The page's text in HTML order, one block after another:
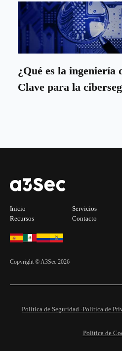
¿Qué es la ingeniería
Clave para la
Inicio Servicios
Recursos
Contacto
Copyright © A3Sec 2026
Política de Seguridad ·Política de
Política de